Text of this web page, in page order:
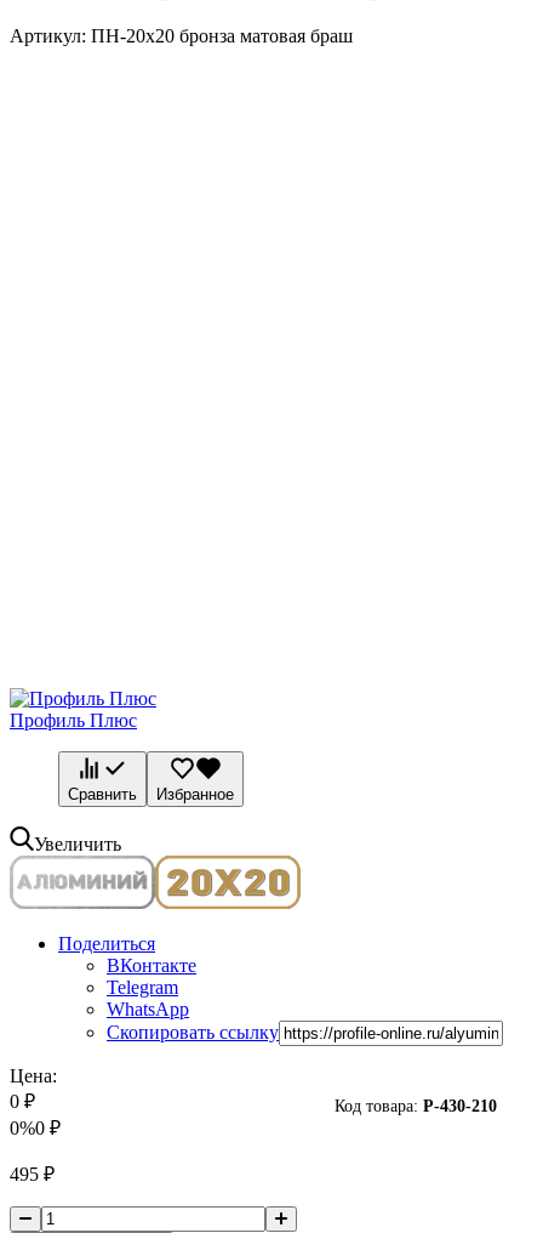
Артикул: ПН-20х20 бронза матовая браш
Профиль Плюс
Сравнить Избранное
Увеличить
Поделиться
ВКонтакте
Telegram
WhatsApp
Скопировать ссылку
Код товара: P-430-210
Цена:
0 ₽
0%0 ₽
495 ₽